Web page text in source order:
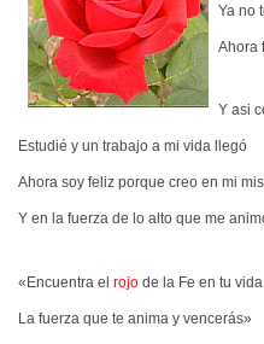
Ya no
Ahora
Y asi
Estudié y un trabajo a mi vida llegó
Ahora soy feliz porque creo en mi
Y en la fuerza de lo alto que me
«Encuentra el rojo de la Fe en tu
La fuerza que te anima y vencerás»